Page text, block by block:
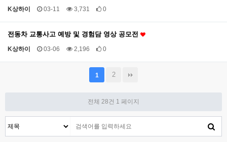
K상하이 03-11 3,731 0
전동차 교통사고 예방 및 경험담 영상 공모전
K상하이 03-06 2,196 0
1 2
전체 28건 1 페이지